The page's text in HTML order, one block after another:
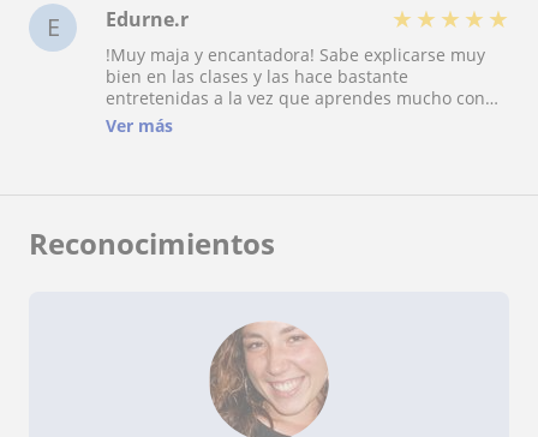
E Edurne.r ★ ★ ★ ★ ★
!Muy maja y encantadora! Sabe explicarse muy
bien en las clases y las hace bastante
entretenidas a la vez que aprendes mucho con
ella La recomiendo mucho en lo que es en el
Ver más
Reconocimientos